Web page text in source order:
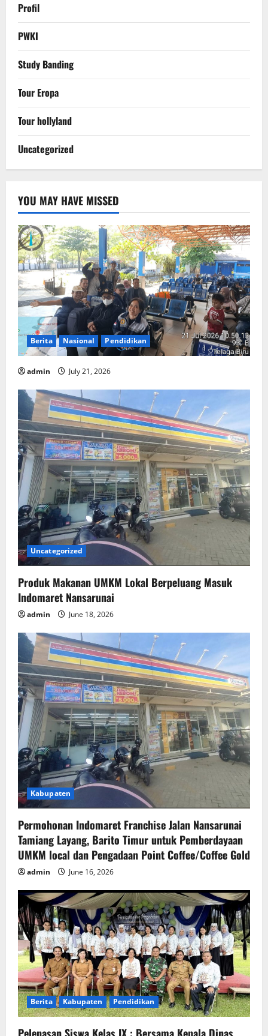
Profil
PWKI
Study Banding
Tour Eropa
Tour hollyland
Uncategorized
YOU MAY HAVE MISSED
Berita Nasional Pendidikan
admin July 21, 2026
Uncategorized
Produk Makanan UMKM Lokal Berpeluang Masuk
Indomaret Nansarunai
admin June 18, 2026
Kabupaten
Permohonan Indomaret Franchise Jalan Nansarunai
Tamiang Layang, Barito Timur untuk Pemberdayaan
UMKM local dan Pengadaan Point Coffee/Coffee Gold
admin June 16, 2026
Berita Kabupaten Pendidikan